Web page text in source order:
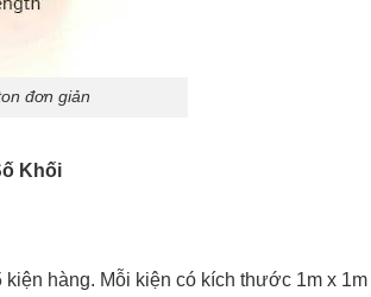
đơn giản
Khối
hàng. Mỗi kiện có kích thước 1m x 1m